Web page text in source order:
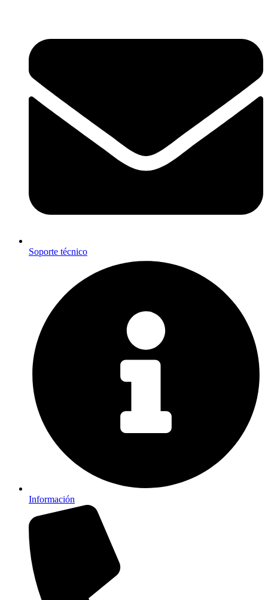
Soporte técnico
Información